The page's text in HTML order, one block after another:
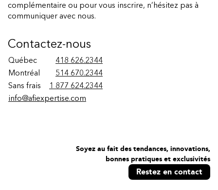
complémentaire ou pour vous inscrire, n’hésitez pas à
communiquer avec nous.
Contactez-nous
Québec
418 626.2344
Montréal
514 670.2344
Sans frais
1 877 624.2344
info@afiexpertise.com
Soyez au fait des tendances, innovations,
bonnes pratiques et exclusivités
Restez en contact